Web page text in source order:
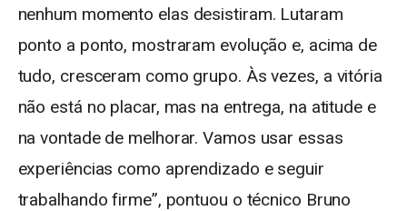
nenhum momento elas desistiram. Lutaram
ponto a ponto, mostraram evolução e, acima de
tudo, cresceram como grupo. Às vezes, a vitória
não está no placar, mas na entrega, na atitude e
na vontade de melhorar. Vamos usar essas
experiências como aprendizado e seguir
trabalhando firme”, pontuou o técnico Bruno